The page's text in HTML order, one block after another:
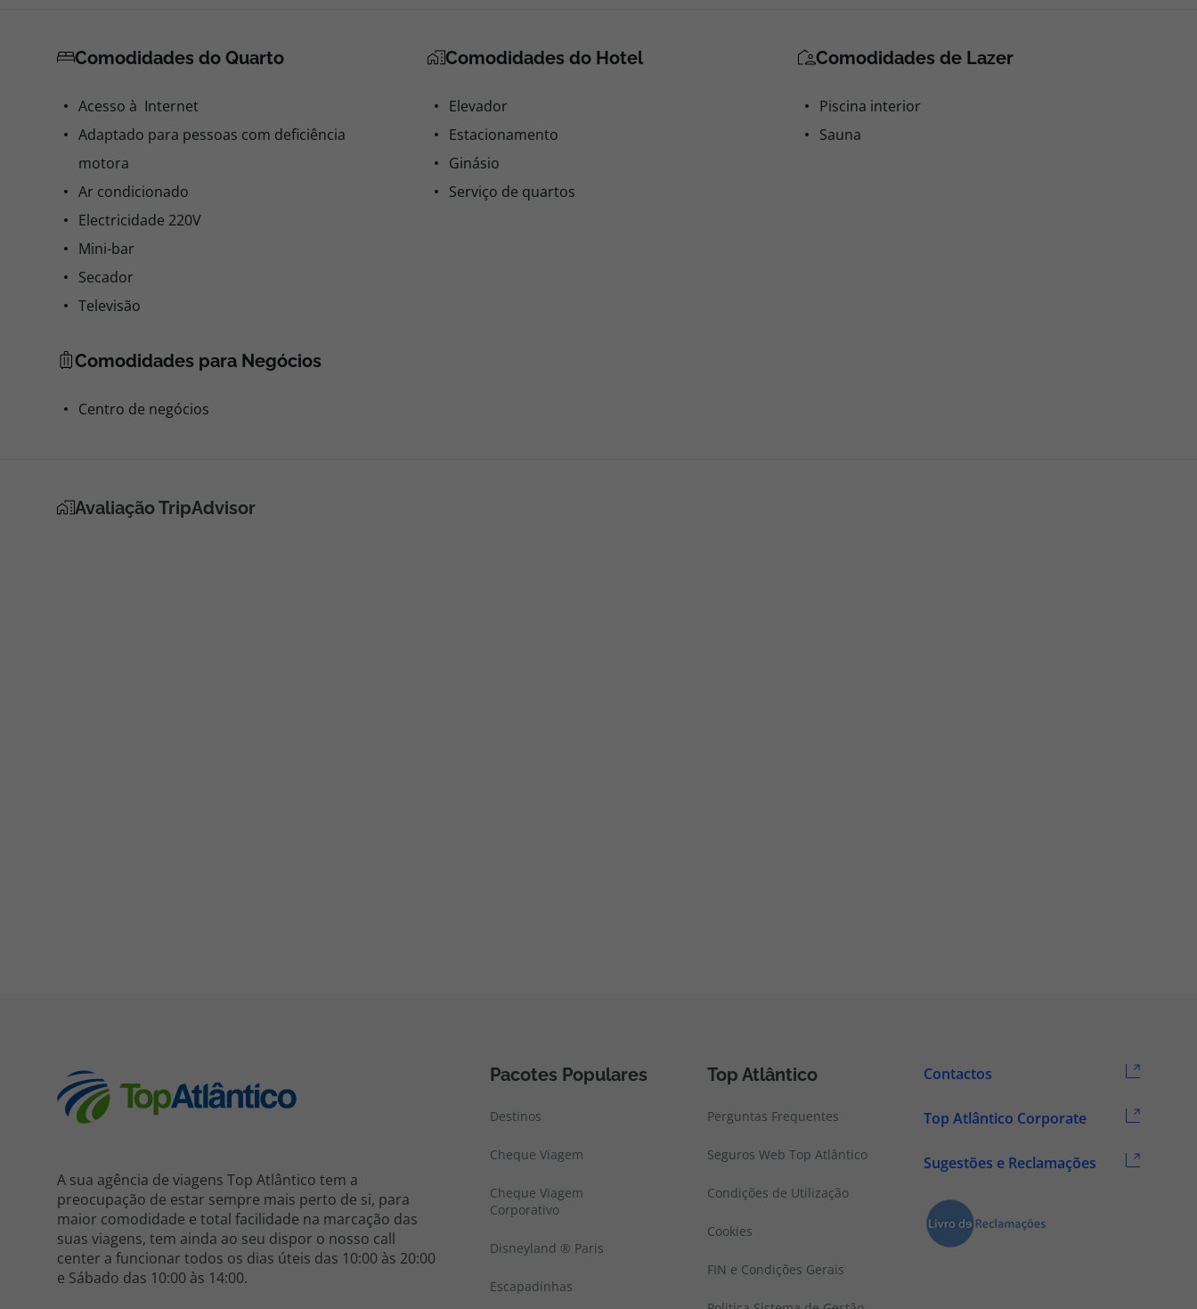
Comodidades do Quarto
Acesso à Internet
Adaptado para pessoas com deficiência
motora
Ar condicionado
Electricidade 220V
Mini-bar
Secador
Televisão
Comodidades do Hotel
Elevador
Estacionamento
Ginásio
Serviço de quartos
Comodidades de Lazer
Piscina interior
Sauna
Comodidades para Negócios
Centro de negócios
Avaliação TripAdvisor
A sua agência de viagens Top Atlântico tem a
preocupação de estar sempre mais perto de si, para
maior comodidade e total facilidade na marcação das
suas viagens, tem ainda ao seu dispor o nosso call
center a funcionar todos os dias úteis das 10:00 às 20:00
e Sábado das 10:00 às 14:00.
Pacotes Populares
Destinos
Cheque Viagem
Cheque Viagem
Corporativo
Disneyland ® Paris
Escapadinhas
Top Atlântico
Perguntas Frequentes
Seguros Web Top Atlântico
Condições de Utilização
Cookies
FIN e Condições Gerais
Contactos
Top Atlântico Corporate
Sugestões e Reclamações